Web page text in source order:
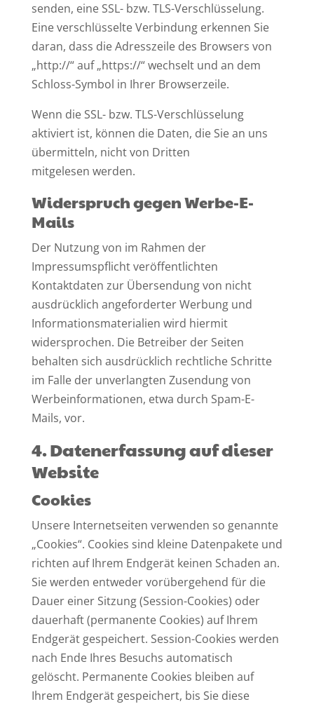
senden, eine SSL- bzw. TLS-Verschlüsselung.
Eine verschlüsselte Verbindung erkennen Sie
daran, dass die Adresszeile des Browsers von
„http://“ auf „https://“ wechselt und an dem
Schloss-Symbol in Ihrer Browserzeile.
Wenn die SSL- bzw. TLS-Verschlüsselung
aktiviert ist, können die Daten, die Sie an uns
übermitteln, nicht von Dritten
mitgelesen werden.
Widerspruch gegen Werbe-E-
Mails
Der Nutzung von im Rahmen der
Impressumspflicht veröffentlichten
Kontaktdaten zur Übersendung von nicht
ausdrücklich angeforderter Werbung und
Informationsmaterialien wird hiermit
widersprochen. Die Betreiber der Seiten
behalten sich ausdrücklich rechtliche Schritte
im Falle der unverlangten Zusendung von
Werbeinformationen, etwa durch Spam-E-
Mails, vor.
4. Datenerfassung auf dieser
Website
Cookies
Unsere Internetseiten verwenden so genannte
„Cookies“. Cookies sind kleine Datenpakete und
richten auf Ihrem Endgerät keinen Schaden an.
Sie werden entweder vorübergehend für die
Dauer einer Sitzung (Session-Cookies) oder
dauerhaft (permanente Cookies) auf Ihrem
Endgerät gespeichert. Session-Cookies werden
nach Ende Ihres Besuchs automatisch
gelöscht. Permanente Cookies bleiben auf
Ihrem Endgerät gespeichert, bis Sie diese